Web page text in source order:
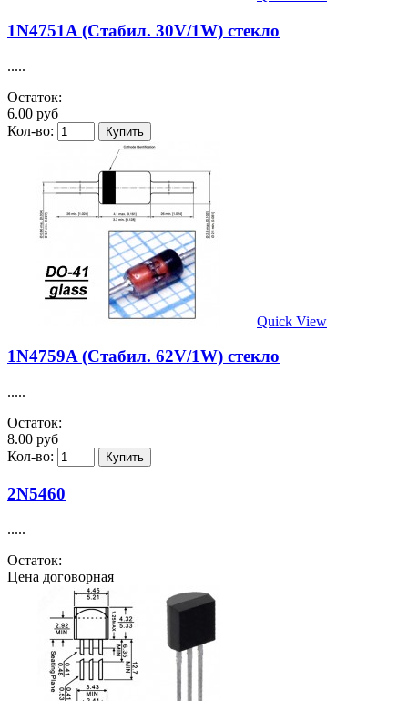
1N4751A (Стабил. 30V/1W) стекло
.....
Остаток:
6.00 руб
Кол-во:
Quick View
1N4759A (Стабил. 62V/1W) стекло
.....
Остаток:
8.00 руб
Кол-во:
2N5460
.....
Остаток:
Цена договорная